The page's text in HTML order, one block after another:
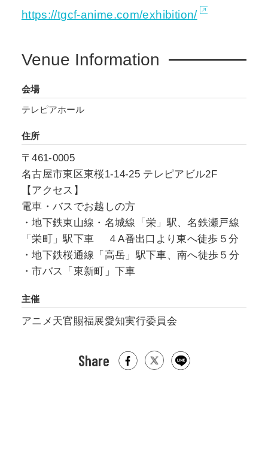
ラストを使用したグッズが多数ラインナップ
し、愛知会場からの新商品も発売予定です。
2026年3月7日(土)～4月19日(日)テレピアホール
にて開催。
最新情報は、イベント公式HP、公式Xを中心に
今後も随時公開予定です。
https://tgcf-anime.com/exhibition/
Venue Information
会場
テレピアホール
住所
〒461-0005
名古屋市東区東桜1-14-25 テレピアビル2F
【アクセス】
電車・バスでお越しの方
・地下鉄東山線・名城線「栄」駅、名鉄瀬戸線
「栄町」駅下車 ４A番出口より東へ徒歩５分
・地下鉄桜通線「高岳」駅下車、南へ徒歩５分
・市バス「東新町」下車
主催
アニメ天官賜福展愛知実行委員会
Share